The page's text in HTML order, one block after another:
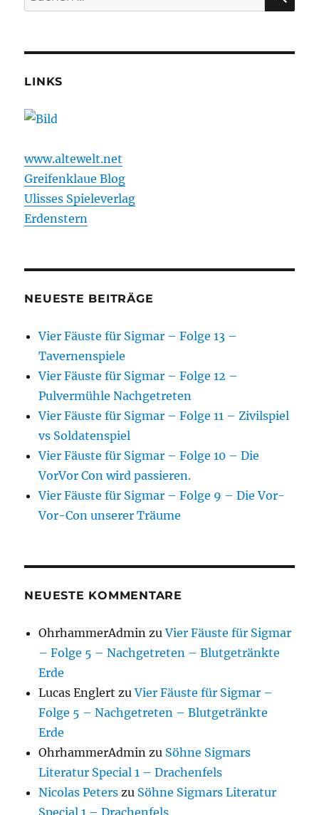
Minis
nach:
LINKS
www.altewelt.net
Greifenklaue Blog
Ulisses Spieleverlag
Erdenstern
NEUESTE BEITRÄGE
Vier Fäuste für Sigmar – Folge 13 –
Tavernenspiele
Vier Fäuste für Sigmar – Folge 12 –
Pulvermühle Nachgetreten
Vier Fäuste für Sigmar – Folge 11 – Zivilspiel
vs Soldatenspiel
Vier Fäuste für Sigmar – Folge 10 – Die
VorVor Con wird passieren.
Vier Fäuste für Sigmar – Folge 9 – Die Vor-
Vor-Con unserer Träume
NEUESTE KOMMENTARE
OhrhammerAdmin zuVier Fäuste für Sigmar
– Folge 5 – Nachgetreten – Blutgetränkte
Erde
Lucas Englert zuVier Fäuste für Sigmar –
Folge 5 – Nachgetreten – Blutgetränkte
Erde
OhrhammerAdmin zu Söhne Sigmars
Literatur Special 1 – Drachenfels
Nicolas Peters zu Söhne Sigmars Literatur